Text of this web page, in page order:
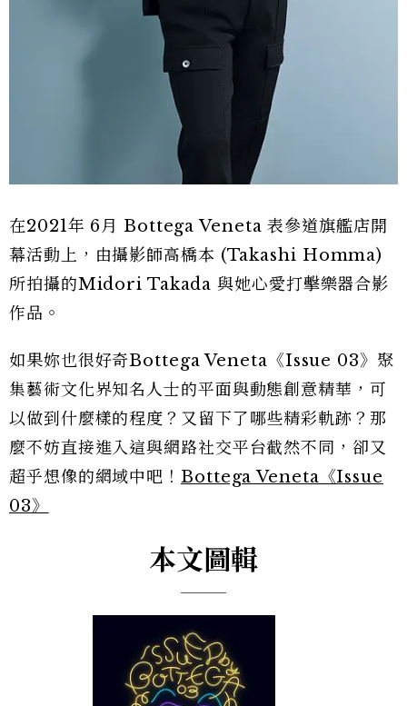
在2021年 6月 Bottega Veneta 表參道旗艦店開
幕活動上，由攝影師高橋本 (Takashi Homma)
所拍攝的Midori Takada 與她心愛打擊樂器合影
作品。
如果妳也很好奇Bottega Veneta《Issue 03》聚
集藝術文化界知名人士的平面與動態創意精華，可
以做到什麼樣的程度？又留下了哪些精彩軌跡？那
麼不妨直接進入這與網路社交平台截然不同，卻又
超乎想像的網域中吧！ Bottega Veneta《Issue
03》
本文圖輯